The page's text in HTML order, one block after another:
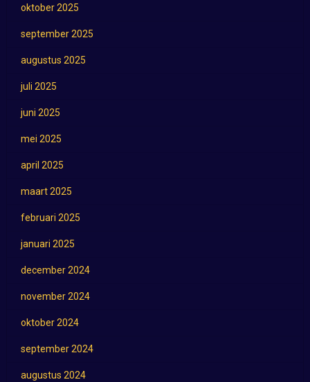
oktober 2025
september 2025
augustus 2025
juli 2025
juni 2025
mei 2025
april 2025
maart 2025
februari 2025
januari 2025
december 2024
november 2024
oktober 2024
september 2024
augustus 2024